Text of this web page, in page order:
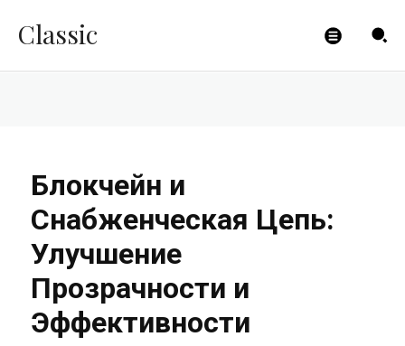
ClassicCLICKPAYMENTS
Блокчейн и
Снабженческая Цепь:
Улучшение
Прозрачности и
Эффективности